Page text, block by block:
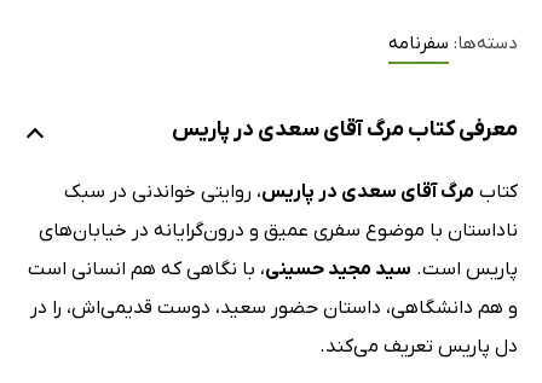
دسته‌ها: سفرنامه
معرفی کتاب مرگ آقای سعدی در پاریس
کتاب مرگ آقای سعدی در پاریس، روایتی خواندنی در سبک
ناداستان با موضوع سفری عمیق و درون‌گرایانه در خیابان‌های
پاریس است. سید مجید حسینی، با نگاهی که هم انسانی است
و هم دانشگاهی، داستان حضور سعید، دوست قدیمی‌اش، را در
دل پاریس تعریف می‌کند.